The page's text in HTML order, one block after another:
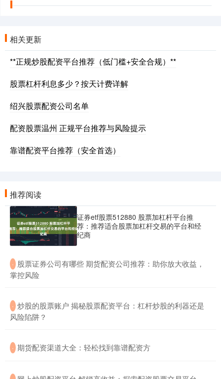
相关更新
**正规炒股配资平台推荐（低门槛+安全合规）**
股票杠杆利息多少？按天计费详解
绍兴股票配资公司名单
配资股票温州 正规平台推荐与风险提示
靠谱配资平台推荐（安全首选）
推荐阅读
证券etf股票512880 股票加杠杆平台推
荐：推荐适合股票加杠杆交易的平台和经
纪商
· ​股票证券公司有哪些 期货配资公司推荐：助你放大收益，
掌控风险
· ​炒股的股票账户 揭秘股票配资平台：杠杆炒股的利器还是
风险陷阱？
· ​期货配资渠道大全：轻松找到靠谱配资方